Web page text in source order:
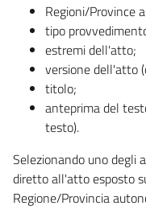
Regioni/Province
tipo
estremi dell'atto;
versione dell'atto
titolo;
anteprima del
testo).
Selezionando uno degli
diretto all'atto esposto
Regione/Provincia